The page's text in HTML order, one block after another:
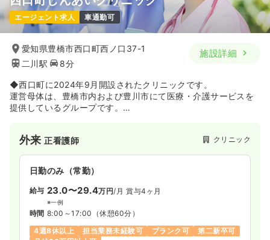
エージェント求人 車通勤可
愛知県豊橋市西口町西ノ口37-1
二川駅
8分
施設詳細
◆西口町に2024年9月開設されたクリニックです。
運営母体は、豊橋市内および豊川市にて医療・介護サービスを
提供しているグループです。
供すべく設立されました。
外来正看護師 クリニック
日勤のみ（常勤）
給与 23.0〜29.4万円/月 賞与4ヶ月
※一例
時間 8:00～17:00 （休憩60分）
4週8休以上
担当業務未経験可 ブランク可
第二新卒可